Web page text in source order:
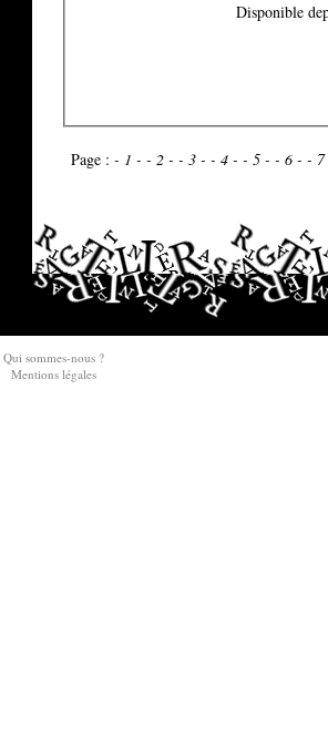
Disponible
Page : - 1 - - 2 - - 3 - - 4 - - 5 - - 6 - -
Qui sommes-nous ?
Mentions légales